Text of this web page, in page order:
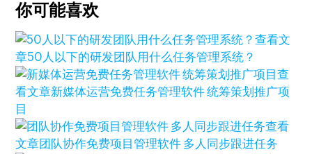
你可能喜欢
查看文
章50人以下的研发团队用什么任务管理系统？
查
看文章新媒体运营免费任务管理软件 统筹策划推广项
目
查看
文章团队协作免费项目管理软件 多人同步跟进任务